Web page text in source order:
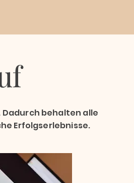
behalten alle
Erfolgserlebnisse.